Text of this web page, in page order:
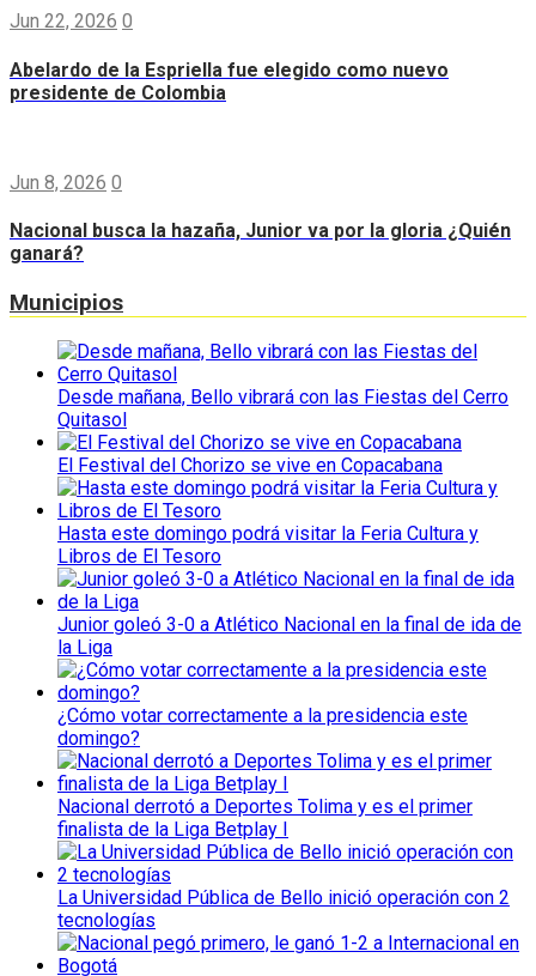
Jun 22, 2026 0
Abelardo de la Espriella fue elegido como nuevo
presidente de Colombia
Jun 8, 2026 0
Nacional busca la hazaña, Junior va por la gloria ¿Quién
ganará?
Municipios
Desde mañana, Bello vibrará con las Fiestas del Cerro
Quitasol
El Festival del Chorizo se vive en Copacabana
Hasta este domingo podrá visitar la Feria Cultura y
Libros de El Tesoro
Junior goleó 3-0 a Atlético Nacional en la final de ida de
la Liga
¿Cómo votar correctamente a la presidencia este
domingo?
Nacional derrotó a Deportes Tolima y es el primer
finalista de la Liga Betplay I
La Universidad Pública de Bello inició operación con 2
tecnologías